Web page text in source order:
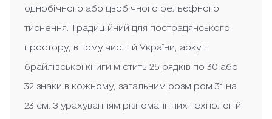
однобічного або двобічного рельєфного
тиснення. Традиційний для пострадянського
простору, в тому числі й України, аркуш
брайлівської книги містить 25 рядків по 30 або
32 знаки в кожному, загальним розміром 31 на
23 см. З урахуванням різноманітних технологій